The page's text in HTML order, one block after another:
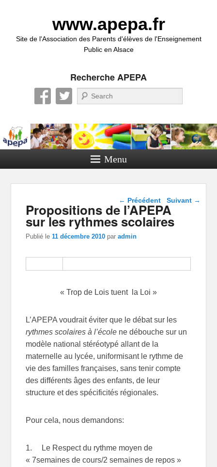
www.apepa.fr
Site de l'Association des Parents d'élèves de l'Enseignement
Public en Alsace
Recherche APEPA
Recherche
Menu
Navigation dans les
← Précédent Suivant →
Propositions de l’APEPA
sur les rythmes scolaires
Publié le11 décembre 2010 paradmin
« Trop de Lois tuent la Loi »
L’APEPA voudrait éviter que le débat sur les
rythmes scolaires à l’école ne débouche sur un
modèle national stéréotypé allant de la
maternelle au lycée, uniformisant le rythme de
vie des familles françaises, sans tenir compte
des différents âges des enfants, de leur
structure et des spécificités régionales.
Pour cela, nous demandons:
1. Le Respect du rythme moyen de
« 7semaines de cours/2 semaines de repos »